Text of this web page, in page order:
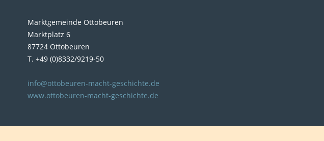
Marktgemeinde Ottobeuren
Marktplatz 6
87724 Ottobeuren
T. +49 (0)8332/9219-50
info@ottobeuren-macht-geschichte.de
www.ottobeuren-macht-geschichte.de